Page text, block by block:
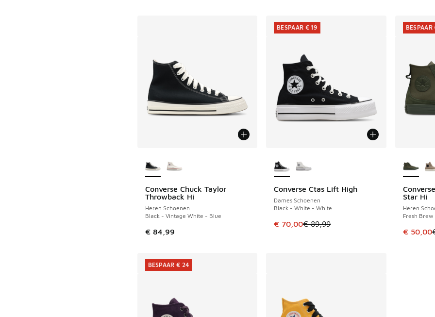
Converse Chuck Taylor
Throwback Hi
Heren Schoenen
Black - Vintage White - Blue
€ 84,99
Converse Ctas Lift High
Dames Schoenen
Black - White - White
Dit artikel is in de uitverkoop. Dit artikel is in
€ 70,00€ 89,99
BESPAAR € 19
BESPAAR € 19
Star Hi
Heren
Fresh
Dit
€ 50,00
BESPAAR
BESPAAR € 24